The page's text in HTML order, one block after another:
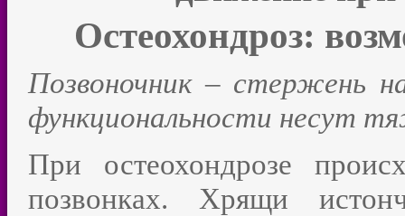
Остеохондроз:
Позвоночник – стержень
функциональности несут
При остеохондрозе
позвонках. Хрящи